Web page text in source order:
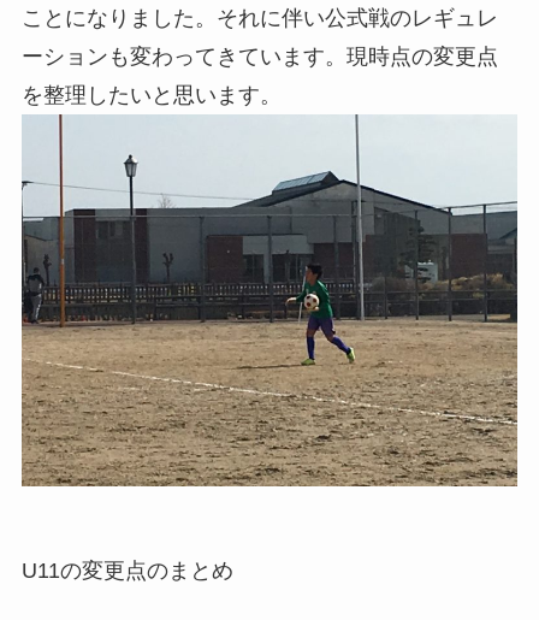
ことになりました。それに伴い公式戦のレギュレ
ーションも変わってきています。現時点の変更点
を整理したいと思います。
U11の変更点のまとめ